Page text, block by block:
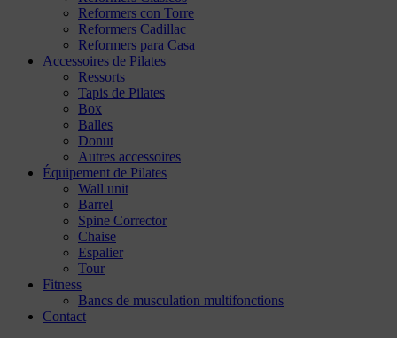
Reformers con Torre
Reformers Cadillac
Reformers para Casa
Accessoires de Pilates
Ressorts
Tapis de Pilates
Box
Balles
Donut
Autres accessoires
Équipement de Pilates
Wall unit
Barrel
Spine Corrector
Chaise
Espalier
Tour
Fitness
Bancs de musculation multifonctions
Contact